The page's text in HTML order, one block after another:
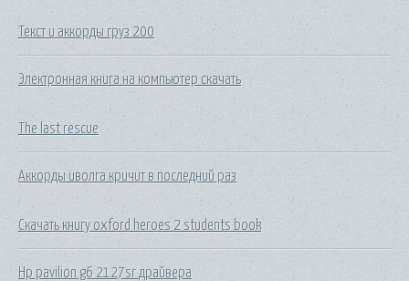
Текст и аккорды груз 200
Электронная книга на компьютер скачать
The last rescue
Аккорды иволга кричит в последний раз
Скачать книгу oxford heroes 2 students book
Hp pavilion g6 2127sr драйвера